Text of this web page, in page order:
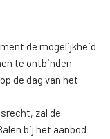
de mogelijkheid
te ontbinden
de dag van het
zal de
bij het aanbod